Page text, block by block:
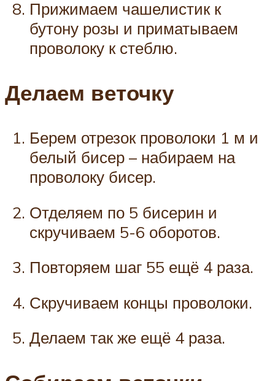
Прижимаем чашелистик к
бутону розы и приматываем
проволоку к стеблю.
Делаем веточку
Берем отрезок проволоки 1 м и
белый бисер – набираем на
проволоку бисер.
Отделяем по 5 бисерин и
скручиваем 5-6 оборотов.
Повторяем шаг 55 ещё 4 раза.
Скручиваем концы проволоки.
Делаем так же ещё 4 раза.